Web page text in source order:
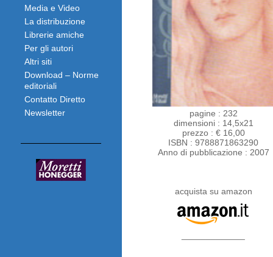
Media e Video
La distribuzione
Librerie amiche
Per gli autori
Altri siti
Download – Norme
editoriali
Contatto Diretto
Newsletter
pagine : 232
dimensioni : 14,5x21
prezzo : € 16,00
ISBN : 9788871863290
Anno di pubblicazione : 2007
acquista su amazon